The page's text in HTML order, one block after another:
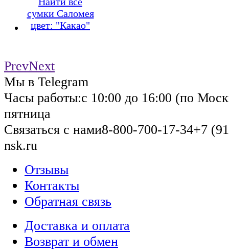
сумки Саломея
цвет: "Какао"
PrevNext
Мы в Telegram
Часы работы:с 10:00 до 16:00 (по
пятница
Связаться с нами8-800-700-17-34+7
nsk.ru
Отзывы
Контакты
Обратная связь
Доставка и оплата
Возврат и обмен